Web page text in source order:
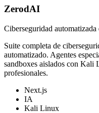
ZerodAI
Ciberseguridad
Suite completa de
automatizado. Agentes
sandboxes aislados con Kali
profesionales.
Next.js
IA
Kali Linux